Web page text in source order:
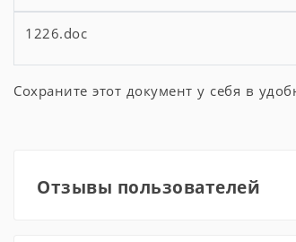
1226.doc
Сохраните этот документ у себя в
Отзывы пользователей